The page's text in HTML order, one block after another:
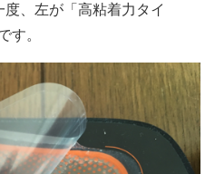
、左が「高粘着力タイ
す。